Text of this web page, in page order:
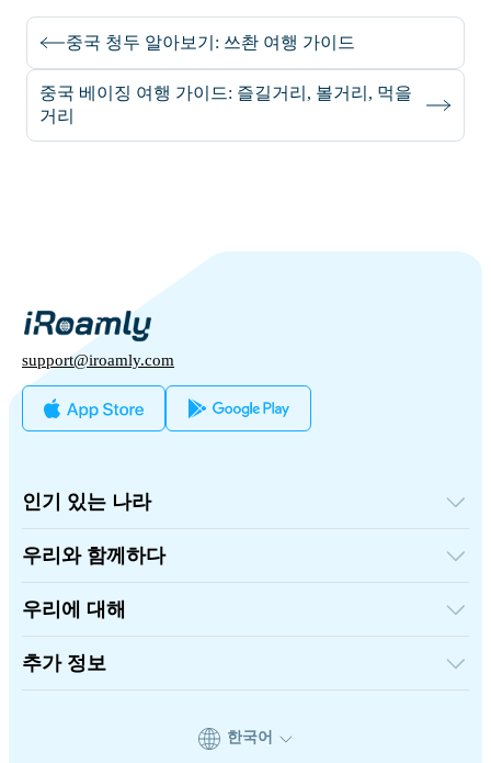
중국 청두 알아보기: 쓰촨 여행 가이드
중국 베이징 여행 가이드: 즐길거리, 볼거리, 먹을
거리
support@iroamly.com
인기 있는 나라
미국
영국
터키
프랑스
태국
일본
인도
우리와 함께하다
도매 플랫폼
추천하고 벌다
제휴 프로그램
API 문서
우리에 대해
iRoamly에 대하여
연락처
추가 정보
지원 센터
한국어